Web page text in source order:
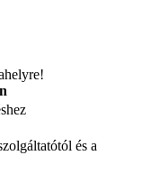
és a